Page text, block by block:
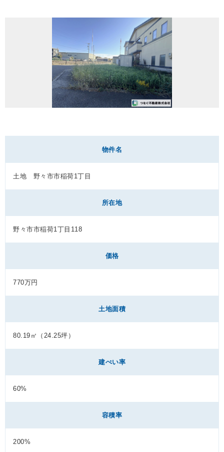
物件名
土地 野々市市稲荷1丁目
所在地
野々市市稲荷1丁目118
価格
770万円
土地面積
80.19㎡（24.25坪）
建ぺい率
60%
容積率
200%